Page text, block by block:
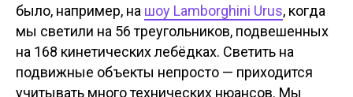
было, например, на шоу Lamborghini Urus, когда
мы светили на 56 треугольников, подвешенных
на 168 кинетических лебёдках. Светить на
подвижные объекты непросто — приходится
учитывать много технических нюансов. Мы